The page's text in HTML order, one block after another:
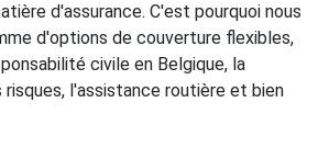
d'assurance. C'est pourquoi nous
d'options de couverture flexibles,
civile en Belgique, la
l'assistance routière et bien